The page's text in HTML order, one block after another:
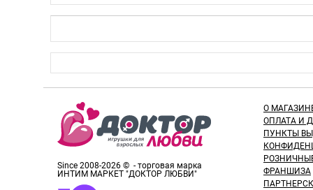
Since 2008-2026 © - торговая марка
ИНТИМ МАРКЕТ "ДОКТОР ЛЮБВИ"
О
ОПЛАТА И
ПУНКТЫ
ФРАНШИЗА